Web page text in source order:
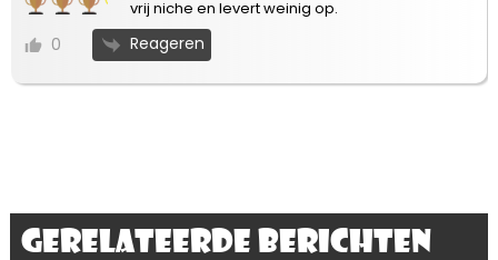
vrij niche en levert weinig op.
0 Reageren
Gerelateerde berichten